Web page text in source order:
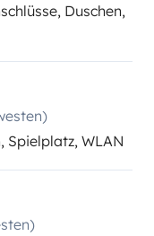
Duschen,
Spielplatz, WLAN